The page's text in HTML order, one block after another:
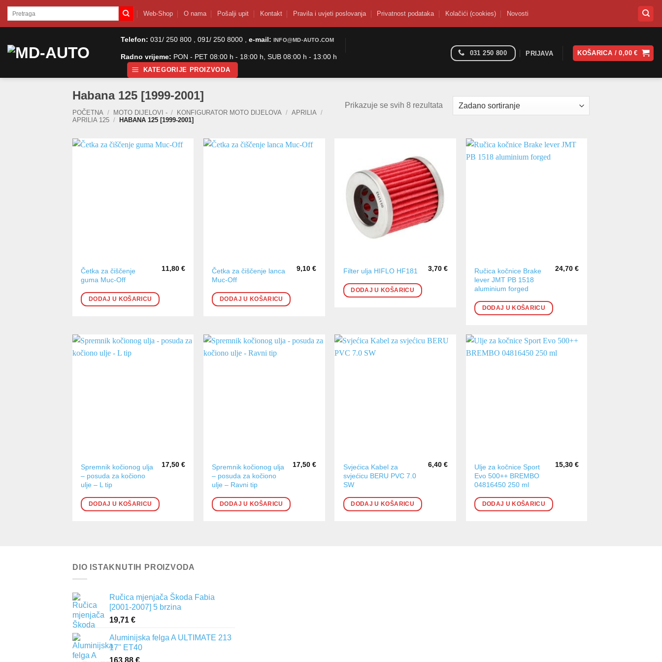
SkipPretraži: Web-Shop O nama Pošalji upit Kontakt Pravila i uvjeti poslovanja Privatnost podataka Kolačići (cookies) Novosti
Telefon: 031/ 250 800 , 091/ 250 8000 , e-mail: INFO@MD-AUTO.COM
Radno vrijeme: PON - PET 08:00 h - 18:00 h, SUB 08:00 h - 13:00 h
KATEGORIJE PROIZVODA
031 250 800 PRIJAVA KOŠARICA /0,00€
Habana 125 [1999-2001]
POČETNA / MOTO DIJELOVI - / KONFIGURATOR MOTO DIJELOVA / APRILIA /
APRILIA 125 / HABANA 125 [1999-2001]
Prikazuje se svih 8 rezultata
Četka za čiščenje
guma Muc-Off
11,80€
DODAJ U KOŠARICU
Četka za čiščenje lanca
Muc-Off
9,10€
DODAJ U KOŠARICU
Filter ulja HIFLO HF181 3,70 €
DODAJ U KOŠARICU
Ručica kočnice Brake
lever JMT PB 1518
aluminium forged
24,70 €
DODAJ U KOŠARICU
Spremnik kočionog ulja
– posuda za kočiono
ulje – L tip
17,50€
DODAJ U KOŠARICU
Spremnik kočionog ulja
– posuda za kočiono
ulje – Ravni tip
17,50€
DODAJ U KOŠARICU
Svjećica Kabel za
svjećicu BERU PVC 7.0
SW
6,40 €
DODAJ U KOŠARICU
Ulje za kočnice Sport
Evo 500++ BREMBO
04816450 250 ml
15,30 €
DODAJ U KOŠARICU
DIO ISTAKNUTIH PROIZVODA
Ručica mjenjača Škoda Fabia
[2001-2007] 5 brzina
19,71 €
Aluminijska felga A ULTIMATE 213
17" ET40